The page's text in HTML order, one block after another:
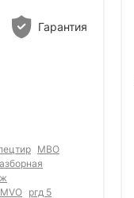
Гарантия
МВО
ргд 5